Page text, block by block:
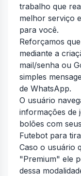
trabalho que
melhor serviço
para você.
Reforçamos
mediante a
mail/senha ou
simples
de WhatsApp.
O usuário
informações de
bolões com
Futebot para
Caso o usuário
"Premium" ele
dessa